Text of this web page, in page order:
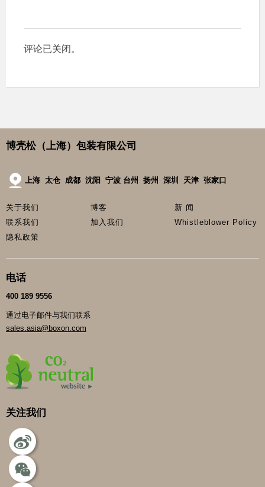
评论已关闭。
博壳松（上海）包装有限公司
上海 太仓 成都 沈阳 宁波 台州 扬州 深圳 天津 张家口
关于我们 博客
新 闻
联系我们
加入我们
Whistleblower Policy
隐私政策
电话
400 189 9556
通过电子邮件与我们联系
sales.asia@boxon.com
关注我们